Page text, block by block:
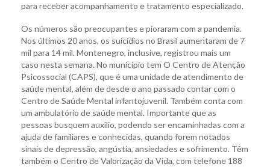
para receber acompanhamento e tratamento especializado.
Os números são preocupantes e pioraram com a pandemia.
Nos últimos 20 anos, os suicídios no Brasil aumentaram de 7
mil para 14 mil. Montenegro, inclusive, registrou mais um
caso nesta semana. No município tem O Centro de Atenção
Psicossocial (CAPS), que é uma unidade de atendimento de
saúde mental, além de desde o ano passado contar com o
Centro de Saúde Mental infantojuvenil. Também conta com
um ambulatório de saúde mental. Importante que as
pessoas busquem auxílio, podendo ser encaminhadas com a
ajuda de familiares e conhecidas, quando forem notados
sinais de depressão, angústia, ansiedades e sofrimento. Têm
também o Centro de Valorização da Vida, com telefone 188